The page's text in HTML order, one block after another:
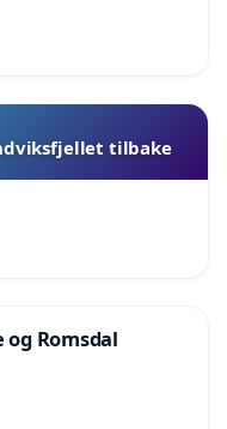
tilbake
Romsdal